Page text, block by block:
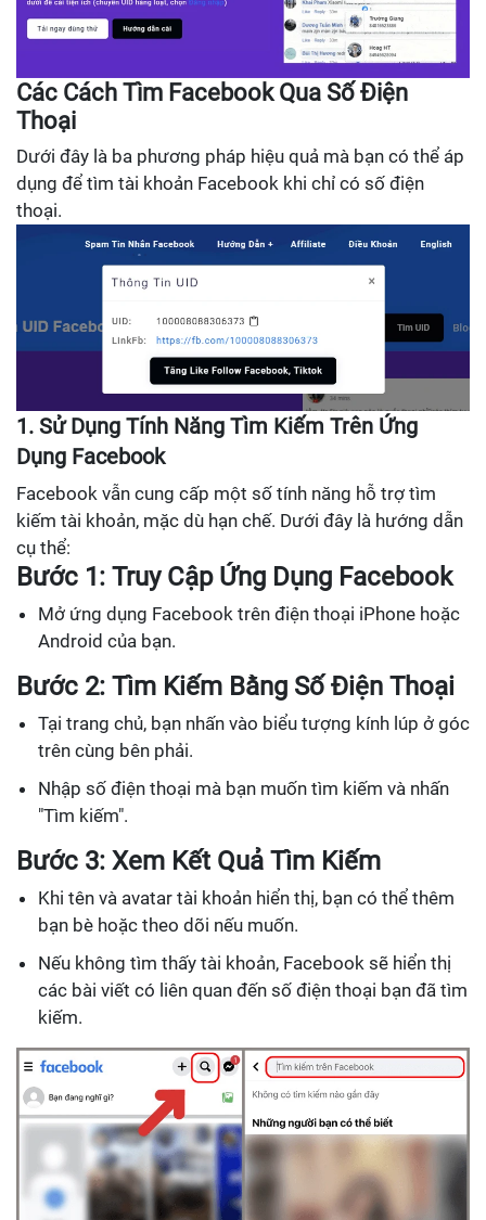
Các Cách Tìm Facebook Qua Số Điện
Thoại
Dưới đây là ba phương pháp hiệu quả mà bạn có thể áp
dụng để tìm tài khoản Facebook khi chỉ có số điện
thoại.
1. Sử Dụng Tính Năng Tìm Kiếm Trên Ứng
Dụng Facebook
Facebook vẫn cung cấp một số tính năng hỗ trợ tìm
kiếm tài khoản, mặc dù hạn chế. Dưới đây là hướng dẫn
cụ thể:
Bước 1: Truy Cập Ứng Dụng Facebook
Mở ứng dụng Facebook trên điện thoại iPhone hoặc
Android của bạn.
Bước 2: Tìm Kiếm Bằng Số Điện Thoại
Tại trang chủ, bạn nhấn vào biểu tượng kính lúp ở góc
trên cùng bên phải.
Nhập số điện thoại mà bạn muốn tìm kiếm và nhấn
"Tìm kiếm".
Bước 3: Xem Kết Quả Tìm Kiếm
Khi tên và avatar tài khoản hiển thị, bạn có thể thêm
bạn bè hoặc theo dõi nếu muốn.
Nếu không tìm thấy tài khoản, Facebook sẽ hiển thị
các bài viết có liên quan đến số điện thoại bạn đã tìm
kiếm.